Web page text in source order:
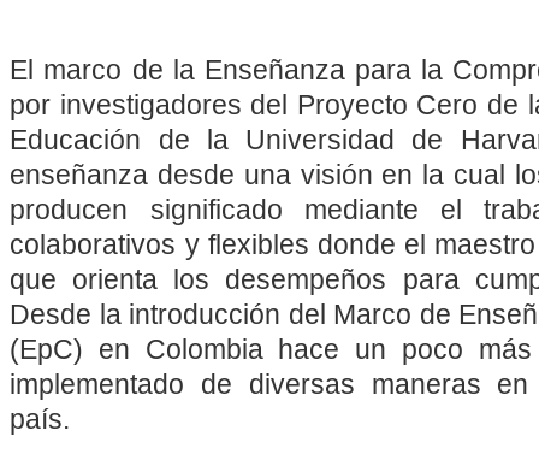
El marco de la Enseñanza para la
por investigadores del Proyecto Cero de
Educación de la Universidad de
enseñanza desde una visión en la cual
producen significado mediante el
colaborativos y flexibles donde el
que orienta los desempeños para
Desde la introducción del Marco de
(EpC) en Colombia hace un poco
implementado de diversas maneras
país.